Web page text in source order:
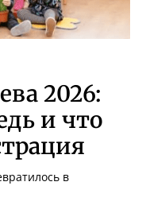
2026:
и что
в